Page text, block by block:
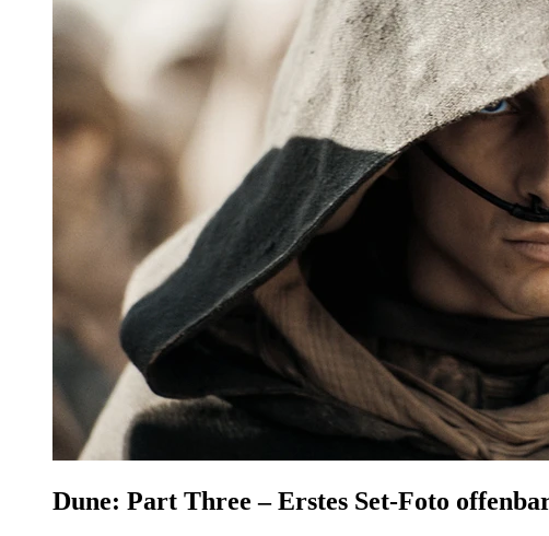
Dune: Part Three – Erstes Set-Foto